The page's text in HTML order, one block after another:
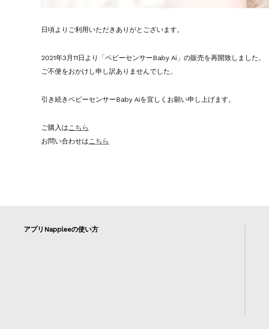
日頃よりご利用いただきありがとございます。
2021年3月11日より「ベビーセンサーBaby Ai」の販売を再開致しました。
ご不便をおかけし申し訳ありませんでした。
引き続きベビーセンサーBaby Aiを宜しくお願い申し上げます。
ご購入はこちら
お問い合わせはこちら
アプリNappleeの使い方